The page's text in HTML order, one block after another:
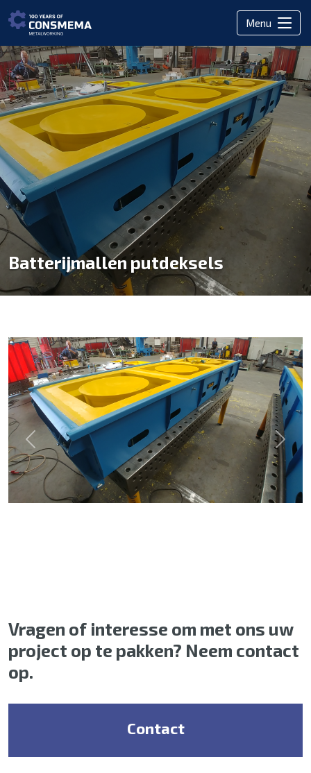
Menu
Batterijmallen putdeksels
Previous Next
Vragen of interesse om met ons uw
project op te pakken? Neem contact
op.
Contact